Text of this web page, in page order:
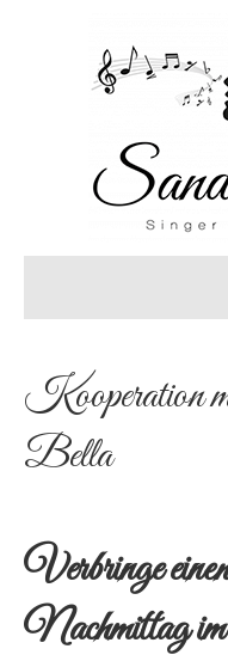
Kooperation
Bella
Verbringe
Nachmittag